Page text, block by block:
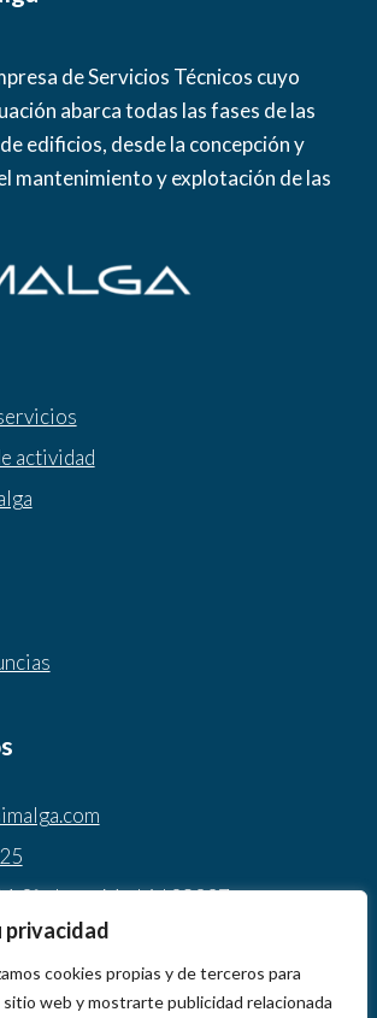
privacidad
cookies propias y de terceros para
sitio web y mostrarte publicidad relacionada
de Servicios Técnicos cuyo
abarca todas las fases de las
edificios, desde la concepción y
mantenimiento y explotación de las
actividad
2ª planta Madrid 28037